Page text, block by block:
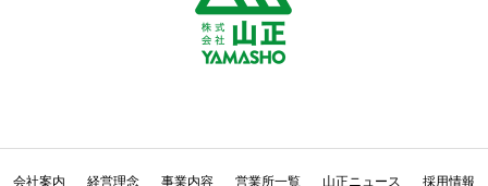
会社案内 経営理念 事業内容 営業所一覧 山正ニュース 採用情報